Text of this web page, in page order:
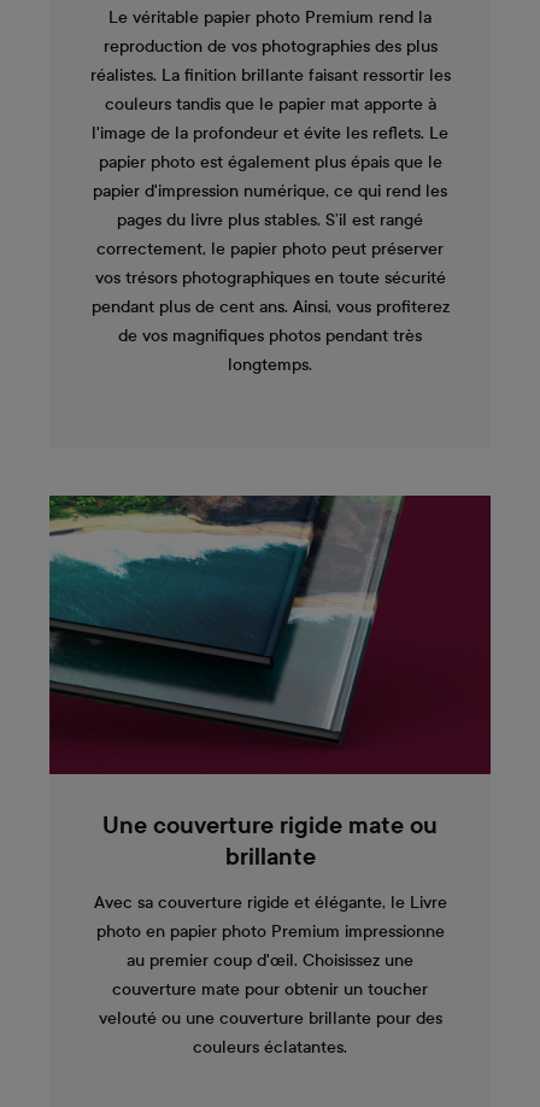
Le véritable papier photo Premium rend la
reproduction de vos photographies des plus
réalistes. La finition brillante faisant ressortir les
couleurs tandis que le papier mat apporte à
l'image de la profondeur et évite les reflets. Le
papier photo est également plus épais que le
papier d'impression numérique, ce qui rend les
pages du livre plus stables. S’il est rangé
correctement, le papier photo peut préserver
vos trésors photographiques en toute sécurité
pendant plus de cent ans. Ainsi, vous profiterez
de vos magnifiques photos pendant très
longtemps.
Une couverture rigide mate ou
brillante
Avec sa couverture rigide et élégante, le Livre
photo en papier photo Premium impressionne
au premier coup d'œil. Choisissez une
couverture mate pour obtenir un toucher
velouté ou une couverture brillante pour des
couleurs éclatantes.